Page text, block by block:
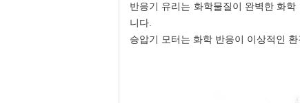
반응기 유리는 화학물질이 완벽한 화
니다.
승압기 모터는 화학 반응이 이상적인